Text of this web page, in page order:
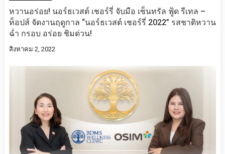
หวานอร่อย! นอร์ธเวสต์ เชอร์รี่ จับมือ​ เซ็นทรัล ฟู้ด รีเทล –
ท็อปส์ จัดงานฤดูกาล “นอร์ธเวสต์ เชอร์รี่ 2022” รสชาติหวาน
ฉ่ำ กรอบ อร่อย ชิมด่วน!
สิงหาคม 2, 2022